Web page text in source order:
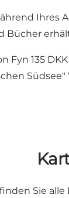
Ihres
Bücher
Fyn 135 DKK
Südsee"
Sie